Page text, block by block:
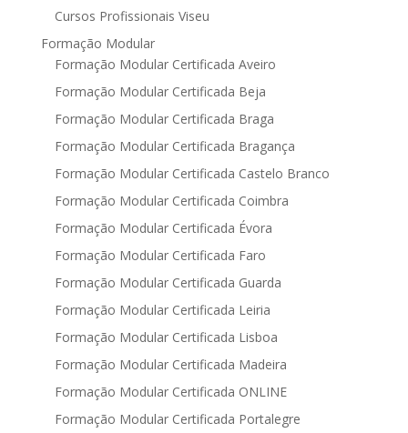
Cursos Profissionais Viseu
Formação Modular
Formação Modular Certificada Aveiro
Formação Modular Certificada Beja
Formação Modular Certificada Braga
Formação Modular Certificada Bragança
Formação Modular Certificada Castelo Branco
Formação Modular Certificada Coimbra
Formação Modular Certificada Évora
Formação Modular Certificada Faro
Formação Modular Certificada Guarda
Formação Modular Certificada Leiria
Formação Modular Certificada Lisboa
Formação Modular Certificada Madeira
Formação Modular Certificada ONLINE
Formação Modular Certificada Portalegre